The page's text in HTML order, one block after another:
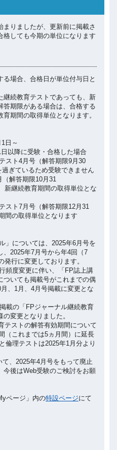
まりましたが、更新前に掲載さ
格しても今期の単位になります
る場合、合格日が単位付与日と
継続教育テストであっても、新
答期限がある場合は、合格する
期間の取得単位となります。
日～
以降に受験・合格した場合
スト4月号（解答期限9月30
ぎているため受験できません
（解答期限10月31
新継続教育期間の取得単位とな
スト7月号（解答期限12月31
間の取得単位となります
」については、2025年6月号を
、2025年7月号から年4回（7
発行に変更しております。
頻度変更に伴い、「FP誌上講
ついても掲載号がこれまでの偶
、1月、4月号掲載に変更とな
載の「FPジャーナル継続教育
変更となりました。
テストの解答有効期間について
（これまでは5ヵ月間）に延長
倫理テストは2025年1月分より
、2025年4月号をもって廃止
今後はWeb受験のご検討をお願
ページ」内の特設ページにて